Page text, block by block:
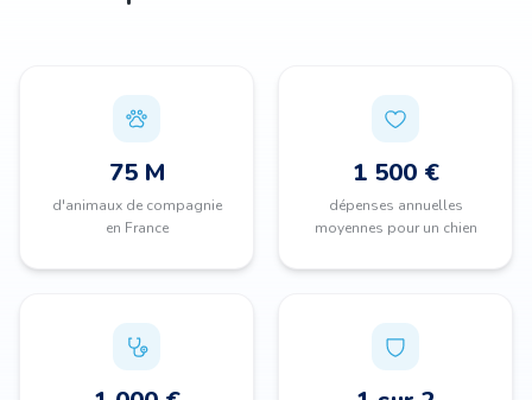
75 M
d'animaux de compagnie
en France
1 500 €
dépenses annuelles
moyennes pour un chien